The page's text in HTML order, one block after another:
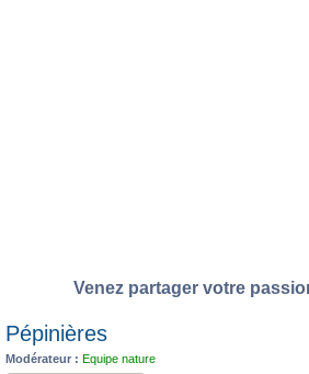
Venez partager votre
Pépinières
Modérateur : Equipe nature